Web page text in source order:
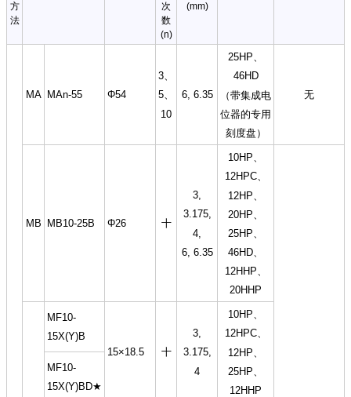
方
法
次
数
(n)
(mm)
MA MAn-55 Φ54
3、
5、
10
6, 6.35
25HP、
46HD
（带集成电
位器的专用
刻度盘）
无
MB MB10-25B Φ26 十
3,
3.175,
4,
6, 6.35
10HP、
12HPC、
12HP、
20HP、
25HP、
46HD、
12HHP、
20HHP
MF10-
15X(Y)B
15×18.5
十
3,
3.175,
4
10HP、
12HPC、
12HP、
25HP、
12HHP
MF10-
15X(Y)BD★